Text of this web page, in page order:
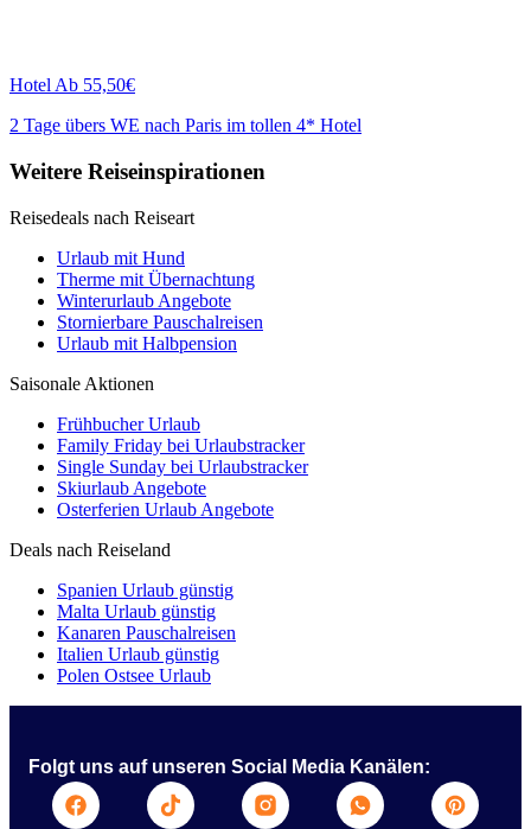
Hotel Ab 55,50€
2 Tage übers WE nach Paris im tollen 4* Hotel
Weitere Reiseinspirationen
Reisedeals nach Reiseart
Urlaub mit Hund
Therme mit Übernachtung
Winterurlaub Angebote
Stornierbare Pauschalreisen
Urlaub mit Halbpension
Saisonale Aktionen
Frühbucher Urlaub
Family Friday bei Urlaubstracker
Single Sunday bei Urlaubstracker
Skiurlaub Angebote
Osterferien Urlaub Angebote
Deals nach Reiseland
Spanien Urlaub günstig
Malta Urlaub günstig
Kanaren Pauschalreisen
Italien Urlaub günstig
Polen Ostsee Urlaub